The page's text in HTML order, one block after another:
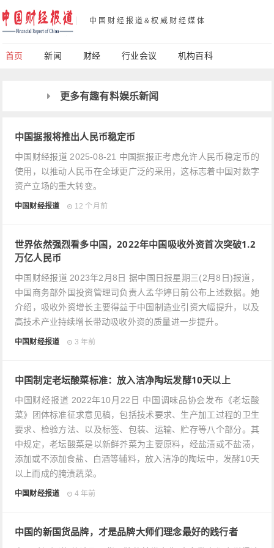
中国财经报道&权威财经媒体
首页 新闻 财经 行业会议 机构百科
更多有趣有料娱乐新闻
中国据报将推出人民币稳定币
中国财经报道 2025-08-21 中国据报正考虑允许人民币稳定币的
使用，以推动人民币在全球更广泛的采用，这标志着中国对数字
资产立场的重大转变。
中国财经报道 12 个月前
世界依然强烈看多中国，2022年中国吸收外资首次突破1.2
万亿人民币
中国财经报道 2023年2月8日 据中国日报星期三(2月8日)报道，
中国商务部外国投资管理司负责人孟华婷日前公布上述数据。她
介绍，吸收外资增长主要得益于中国制造业引资大幅提升，以及
高技术产业持续增长带动吸收外资的质量进一步提升。
中国财经报道 3 年前
中国制定老坛酸菜标准：放入洁净陶坛发酵10天以上
中国财经报道 2022年10月22日 中国调味品协会发布《老坛酸
菜》团体标准征求意见稿，包括技术要求、生产加工过程的卫生
要求、检验方法、以及标签、包装、运输、贮存等八个部分。其
中规定，老坛酸菜是以新鲜芥菜为主要原料，经盐渍或不盐渍，
添加或不添加食盐、白酒等辅料，放入洁净的陶坛中，发酵10天
以上而成的腌渍蔬菜。
中国财经报道 4 年前
中国的新国货品牌，才是品牌大师们理念最好的践行者